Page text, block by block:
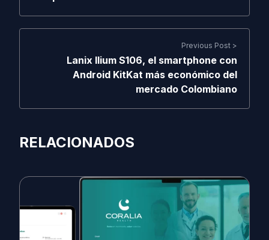
Previous Post >
Lanix Ilium S106, el smartphone con
Android KitKat más económico del
mercado Colombiano
RELACIONADOS